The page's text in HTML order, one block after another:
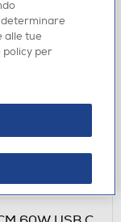
Confronta
determinare
alle tue
policy per